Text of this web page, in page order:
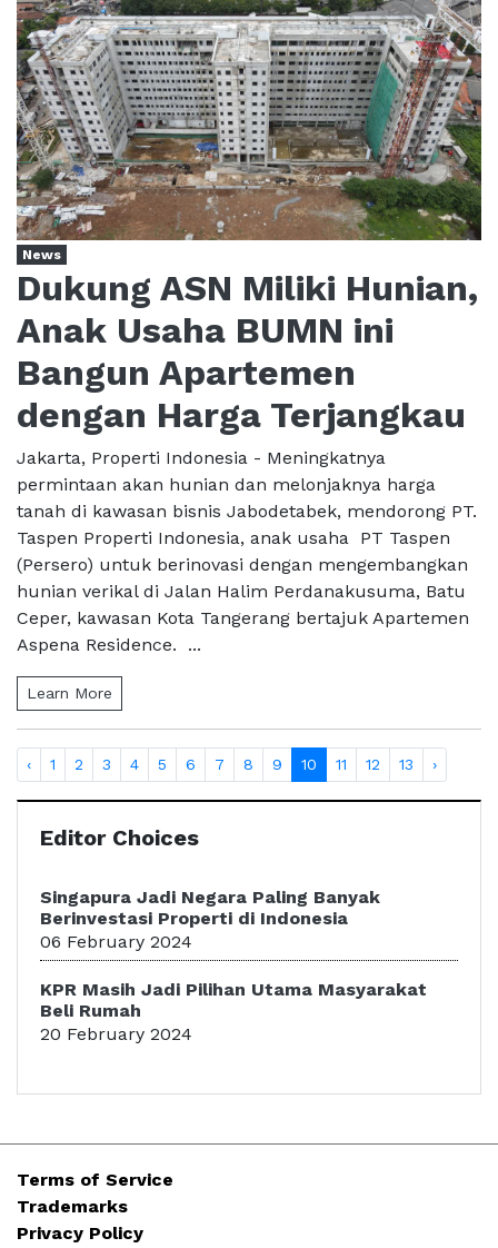
News
Dukung ASN Miliki Hunian,
Anak Usaha BUMN ini
Bangun Apartemen
dengan Harga Terjangkau
Jakarta, Properti Indonesia - Meningkatnya
permintaan akan hunian dan melonjaknya harga
tanah di kawasan bisnis Jabodetabek, mendorong PT.
Taspen Properti Indonesia, anak usaha PT Taspen
(Persero) untuk berinovasi dengan mengembangkan
hunian verikal di Jalan Halim Perdanakusuma, Batu
Ceper, kawasan Kota Tangerang bertajuk Apartemen
Aspena Residence. ...
Learn More
‹ 1 2 3 4 5 6 7 8 9 10 11 12 13 ›
Editor Choices
Singapura Jadi Negara Paling Banyak
Berinvestasi Properti di Indonesia
06 February 2024
KPR Masih Jadi Pilihan Utama Masyarakat
Beli Rumah
20 February 2024
Terms of Service
Trademarks
Privacy Policy